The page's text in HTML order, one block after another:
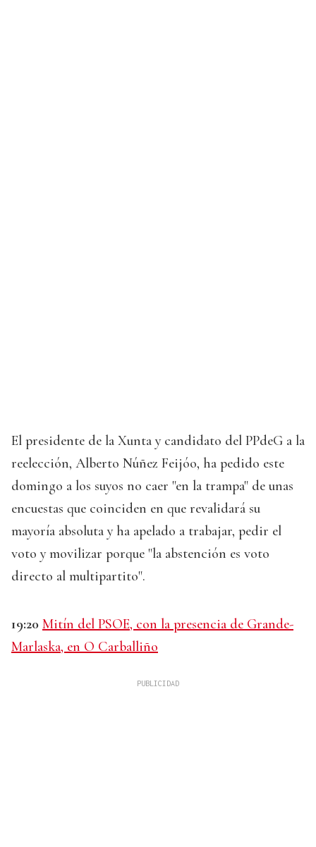
El presidente de la Xunta y candidato del PPdeG a la
reelección, Alberto Núñez Feijóo, ha pedido este
domingo a los suyos no caer "en la trampa" de unas
encuestas que coinciden en que revalidará su
mayoría absoluta y ha apelado a trabajar, pedir el
voto y movilizar porque "la abstención es voto
directo al multipartito".
19:20 Mitín del PSOE, con la presencia de Grande-
Marlaska, en O Carballiño